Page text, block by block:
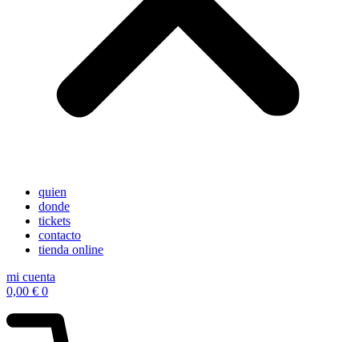
quien
donde
tickets
contacto
tienda online
mi cuenta
0,00 € 0